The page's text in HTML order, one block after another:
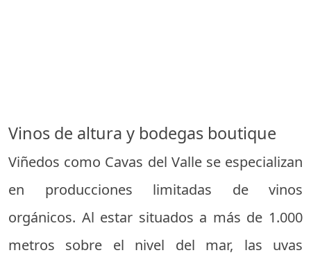
Vinos de altura y bodegas boutique
Viñedos como Cavas del Valle se especializan
en producciones limitadas de vinos
orgánicos. Al estar situados a más de 1.000
metros sobre el nivel del mar, las uvas